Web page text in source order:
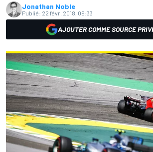
Jonathan Noble
Publié: 22 févr. 2018, 09:33
AJOUTER COMME SOURCE